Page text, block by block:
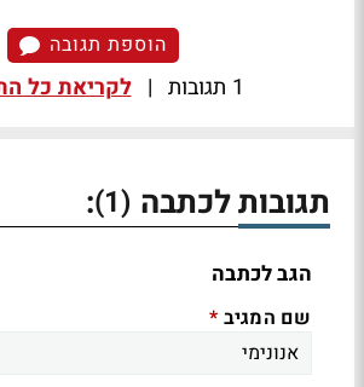
הוספת תגובה
1 תגובות | לקריאת כל
תגובות לכתבה (1)
:
הגב לכתבה
שם המגיב *